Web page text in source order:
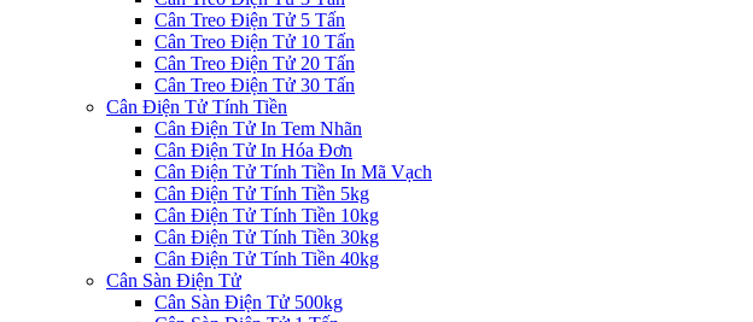
Cân Treo Điện Tử 5 Tấn
Cân Treo Điện Tử 10 Tấn
Cân Treo Điện Tử 20 Tấn
Cân Treo Điện Tử 30 Tấn
Cân Điện Tử Tính Tiền
Cân Điện Tử In Tem Nhãn
Cân Điện Tử In Hóa Đơn
Cân Điện Tử Tính Tiền In Mã Vạch
Cân Điện Tử Tính Tiền 5kg
Cân Điện Tử Tính Tiền 10kg
Cân Điện Tử Tính Tiền 30kg
Cân Điện Tử Tính Tiền 40kg
Cân Sàn Điện Tử
Cân Sàn Điện Tử 500kg